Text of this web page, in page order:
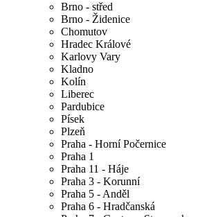
Brno - střed
Brno - Židenice
Chomutov
Hradec Králové
Karlovy Vary
Kladno
Kolín
Liberec
Pardubice
Písek
Plzeň
Praha - Horní Počernice
Praha 1
Praha 11 - Háje
Praha 3 - Korunní
Praha 5 - Anděl
Praha 6 - Hradčanská